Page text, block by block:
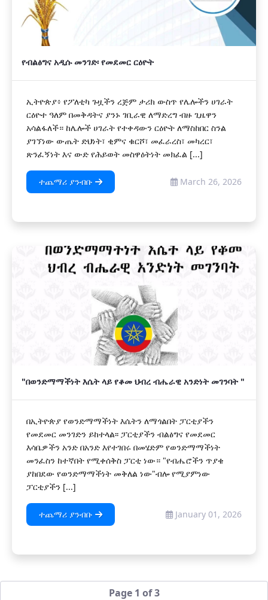
የብልፅግና አዲሱ መንገድ፡ የመደመር ርዕዮት
ኢትዮጵያ፥ የፖለቲካ ጉዟችን ረጅም ታሪክ ውስጥ የሌሎችን ሀገራት
ርዕዮተ ዓለም በመቅዳትና ያንኑ ገቢራዊ ለማድረግ ብዙ ጊዜዋን
አሳልፋለች። ከሌሎች ሀገራት የተቀዳውን ርዕዮት ለማስከበር ስንል
ያገኘነው ውጤት ድህነት፣ ቂምና ቁርሾ፣ መፈራረስ፣ መካረር፣
ጽንፈኝነት እና ውድ የሕይወት መስዋዕትነት መክፈል [...]
ተጨማሪ ያንብቡ March 26, 2026
"በወንድማማችነት እሴት ላይ የቆመ ህብረ ብሔራዊ አንድነት መገንባት "
በኢትዮጵያ የወንድማማችነት እሴትን ለማጎልበት ፓርቲያችን
የመደመር መንገድን ይከተላል፡፡ ፓርቲያችን ብልፅግና የመደመር
እሳቤዎችን አንድ በአንድ እየተገበሩ በመሄድም የወንድማማችነት
መንፈስን ከተኛበት የሚቀሰቅስ ፓርቲ ነው። "የብሔሮችን ጥያቄ
ያከበደው የወንድማማችነት መቅለል ነው"ብሎ የሚያምነው
ፓርቲያችን [...]
ተጨማሪ ያንብቡ January 01, 2026
Page 1 of 3